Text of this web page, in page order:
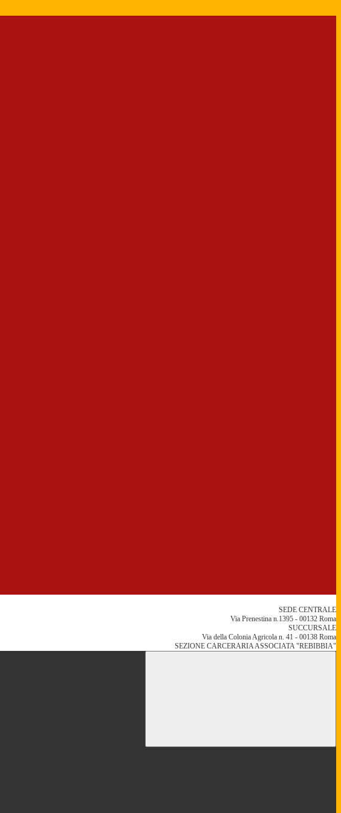
SEDE CENTRALE
Via Prenestina n.1395 - 00132 Roma
SUCCURSALE
Via della Colonia Agricola n. 41 - 00138 Roma
SEZIONE CARCERARIA ASSOCIATA "REBIBBIA"